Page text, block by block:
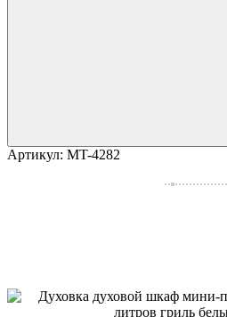
Артикул: MT-4282